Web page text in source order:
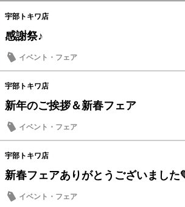
宇部トキワ店
感謝祭♪
イベント・フェア
宇部トキワ店
新年のご挨拶＆新春フェア
イベント・フェア
宇部トキワ店
新春フェアありがとうございました
イベント・フェア